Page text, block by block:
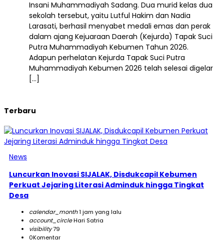
Insani Muhammadiyah Sadang. Dua murid kelas dua
sekolah tersebut, yaitu Lutful Hakim dan Nadia
Larasati, berhasil menyabet medali emas dan perak
dalam ajang Kejuaraan Daerah (Kejurda) Tapak Suci
Putra Muhammadiyah Kebumen Tahun 2026.
Adapun perhelatan Kejurda Tapak Suci Putra
Muhammadiyah Kebumen 2026 telah selesai digelar
[…]
Terbaru
News
Luncurkan Inovasi SIJALAK, Disdukcapil Kebumen
Perkuat Jejaring Literasi Adminduk hingga Tingkat
Desa
calendar_month1 jam yang lalu
account_circleHari Satria
visibility79
0Komentar